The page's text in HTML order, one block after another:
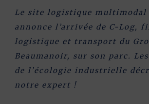
Le site logistique multimodal
annonce l’arrivée de C-Log,
logistique et transport du
Beaumanoir, sur son parc.
de l’écologie industrielle
notre expert !